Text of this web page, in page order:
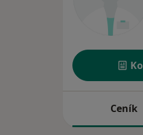
Ceník